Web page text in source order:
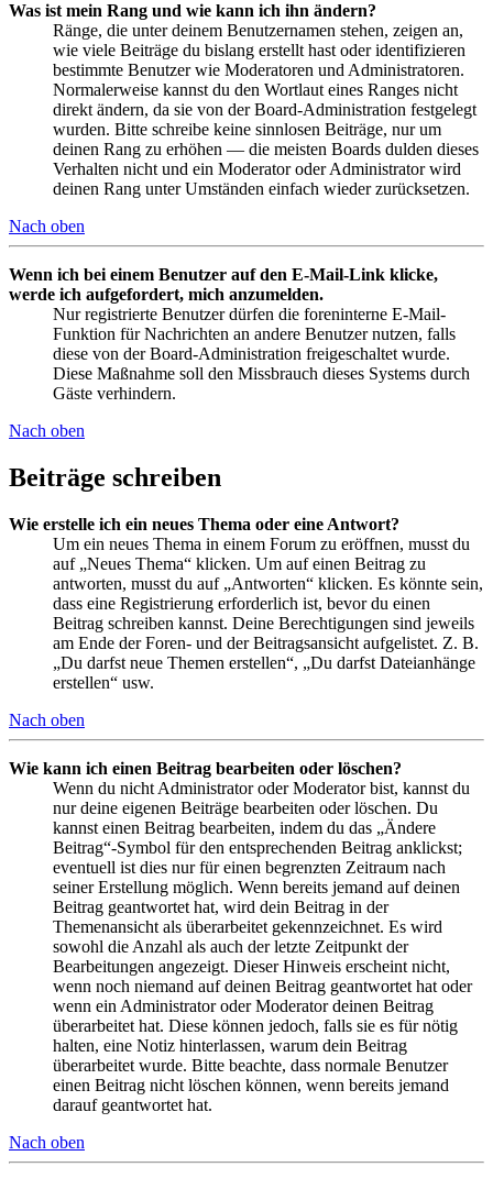
Was ist mein Rang und wie kann ich ihn ändern?
Ränge, die unter deinem Benutzernamen stehen, zeigen an,
wie viele Beiträge du bislang erstellt hast oder identifizieren
bestimmte Benutzer wie Moderatoren und Administratoren.
Normalerweise kannst du den Wortlaut eines Ranges nicht
direkt ändern, da sie von der Board-Administration festgelegt
wurden. Bitte schreibe keine sinnlosen Beiträge, nur um
deinen Rang zu erhöhen — die meisten Boards dulden dieses
Verhalten nicht und ein Moderator oder Administrator wird
deinen Rang unter Umständen einfach wieder zurücksetzen.
Nach oben
Wenn ich bei einem Benutzer auf den E-Mail-Link klicke,
werde ich aufgefordert, mich anzumelden.
Nur registrierte Benutzer dürfen die foreninterne E-Mail-
Funktion für Nachrichten an andere Benutzer nutzen, falls
diese von der Board-Administration freigeschaltet wurde.
Diese Maßnahme soll den Missbrauch dieses Systems durch
Gäste verhindern.
Nach oben
Beiträge schreiben
Wie erstelle ich ein neues Thema oder eine Antwort?
Um ein neues Thema in einem Forum zu eröffnen, musst du
auf „Neues Thema“ klicken. Um auf einen Beitrag zu
antworten, musst du auf „Antworten“ klicken. Es könnte sein,
dass eine Registrierung erforderlich ist, bevor du einen
Beitrag schreiben kannst. Deine Berechtigungen sind jeweils
am Ende der Foren- und der Beitragsansicht aufgelistet. Z. B.
„Du darfst neue Themen erstellen“, „Du darfst Dateianhänge
erstellen“ usw.
Nach oben
Wie kann ich einen Beitrag bearbeiten oder löschen?
Wenn du nicht Administrator oder Moderator bist, kannst du
nur deine eigenen Beiträge bearbeiten oder löschen. Du
kannst einen Beitrag bearbeiten, indem du das „Ändere
Beitrag“-Symbol für den entsprechenden Beitrag anklickst;
eventuell ist dies nur für einen begrenzten Zeitraum nach
seiner Erstellung möglich. Wenn bereits jemand auf deinen
Beitrag geantwortet hat, wird dein Beitrag in der
Themenansicht als überarbeitet gekennzeichnet. Es wird
sowohl die Anzahl als auch der letzte Zeitpunkt der
Bearbeitungen angezeigt. Dieser Hinweis erscheint nicht,
wenn noch niemand auf deinen Beitrag geantwortet hat oder
wenn ein Administrator oder Moderator deinen Beitrag
überarbeitet hat. Diese können jedoch, falls sie es für nötig
halten, eine Notiz hinterlassen, warum dein Beitrag
überarbeitet wurde. Bitte beachte, dass normale Benutzer
einen Beitrag nicht löschen können, wenn bereits jemand
darauf geantwortet hat.
Nach oben